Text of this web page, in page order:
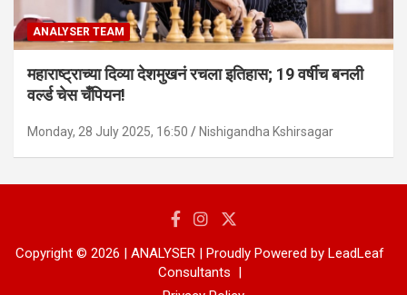
ANALYSER TEAM
महाराष्ट्राच्या दिव्या देशमुखनं रचला इतिहास; 19 वर्षीच बनली
वर्ल्ड चेस चँपियन!
Monday, 28 July 2025, 16:50 Nishigandha Kshirsagar
Copyright © 2026 | ANALYSER | Proudly Powered by LeadLeaf
Consultants